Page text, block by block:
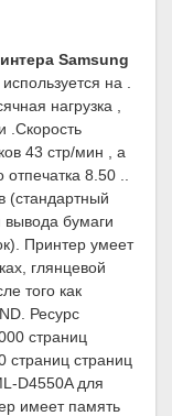
Samsung
на .
нагрузка ,
.Скорость
43 стр/мин , а
8.50 ..
(стандартный
вывода бумаги
Принтер умеет
глянцевой
того как
Ресурс
страниц
страниц страниц
D4550A для
имеет память